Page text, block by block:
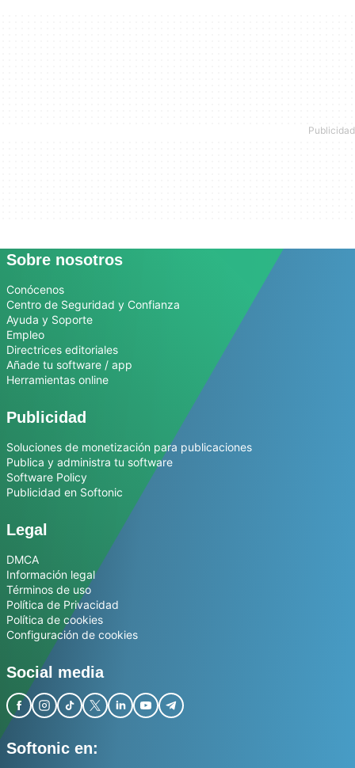
Sobre nosotros
Conócenos
Centro de Seguridad y Confianza
Ayuda y Soporte
Empleo
Directrices editoriales
Añade tu software / app
Herramientas online
Publicidad
Soluciones de monetización para publicaciones
Publica y administra tu software
Software Policy
Publicidad en Softonic
Legal
DMCA
Información legal
Términos de uso
Política de Privacidad
Política de cookies
Configuración de cookies
Social media
Softonic en: